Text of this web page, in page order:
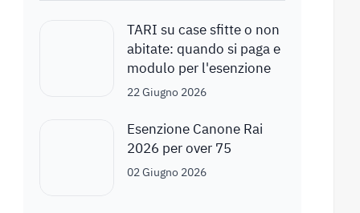
TARI su case sfitte o non
abitate: quando si paga e
modulo per l'esenzione
22 Giugno 2026
Esenzione Canone Rai
2026 per over 75
02 Giugno 2026